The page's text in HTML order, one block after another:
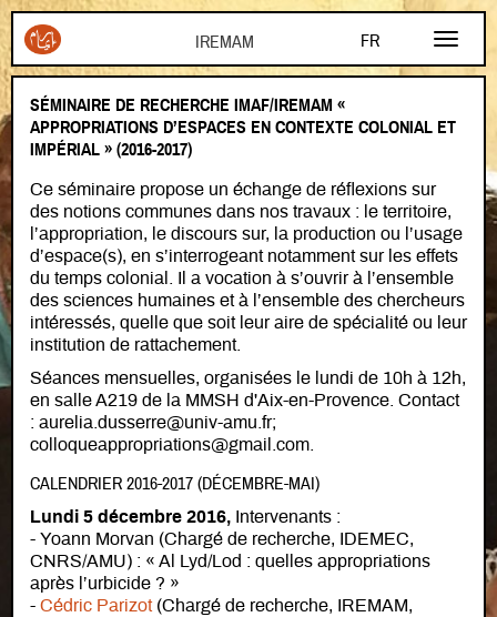
FR
EN
AR
Aller au contenu principal
SÉMINAIRE DE RECHERCHE IMAF/IREMAM «
APPROPRIATIONS D’ESPACES EN CONTEXTE COLONIAL ET
IMPÉRIAL » (2016-2017)
Ce séminaire propose un échange de réflexions sur
des notions communes dans nos travaux : le territoire,
l’appropriation, le discours sur, la production ou l’usage
d’espace(s), en s’interrogeant notamment sur les effets
du temps colonial. Il a vocation à s’ouvrir à l’ensemble
des sciences humaines et à l’ensemble des chercheurs
intéressés, quelle que soit leur aire de spécialité ou leur
institution de rattachement.
Séances mensuelles, organisées le lundi de 10h à 12h,
en salle A219 de la MMSH d'Aix-en-Provence. Contact
: aurelia.dusserre@univ-amu.fr;
colloqueappropriations@gmail.com.
CALENDRIER 2016-2017 (DÉCEMBRE-MAI)
Lundi 5 décembre 2016, Intervenants :
- Yoann Morvan (Chargé de recherche, IDEMEC,
CNRS/AMU) : « Al Lyd/Lod : quelles appropriations
après l’urbicide ? »
- Cédric Parizot (Chargé de recherche, IREMAM,